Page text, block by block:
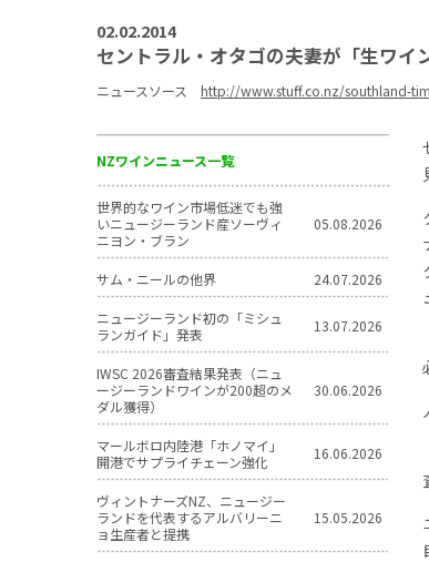
02.02.2014
セントラル・オタゴの夫妻が「生ワイ
ニュースソース http://www.stuff.co.nz/southland-
NZワインニュース一覧
世界的なワイン市場低迷でも強
いニュージーランド産ソーヴィ
ニヨン・ブラン
05.08.2026
サム・ニールの他界 24.07.2026
ニュージーランド初の「ミシュ
ランガイド」発表
13.07.2026
IWSC 2026審査結果発表（ニュ
ージーランドワインが200超のメ
ダル獲得）
30.06.2026
マールボロ内陸港「ホノマイ」
開港でサプライチェーン強化
16.06.2026
ヴィントナーズNZ、ニュージー
ランドを代表するアルバリーニ
ョ生産者と提携
15.05.2026